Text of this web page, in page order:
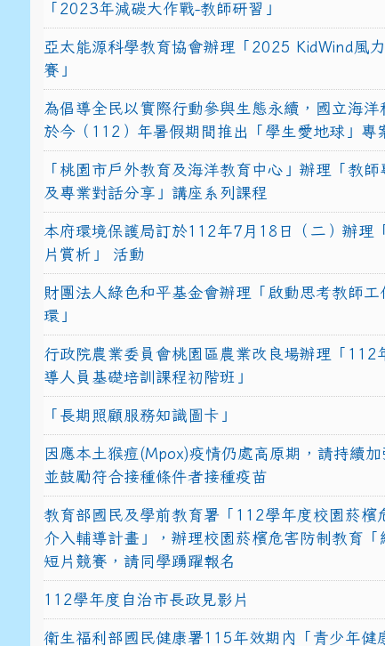
「2023年減碳大作戰-教師研習」
亞太能源科學教育協會辦理「2025 KidWind風
賽」
為倡導全民以實際行動參與生態永續，國立海洋
於今（112）年暑假期間推出「學生愛地球」專
「桃園市戶外教育及海洋教育中心」辦理「教師
及專業對話分享」講座系列課程
本府環境保護局訂於112年7月18日（二）辦理
片賞析」 活動
財團法人綠色和平基金會辦理「啟動思考教師工
環」
行政院農業委員會桃園區農業改良場辦理「112
導人員基礎培訓課程初階班」
「長期照顧服務知識圖卡」
因應本土猴痘(Mpox)疫情仍處高原期，請持續加
並鼓勵符合接種條件者接種疫苗
教育部國民及學前教育署「112學年度校園菸檳
介入輔導計畫」，辦理校園菸檳危害防制教育「
短片競賽，請同學踴躍報名
112學年度自治市長政見影片
衛生福利部國民健康署115年效期內「青少年健